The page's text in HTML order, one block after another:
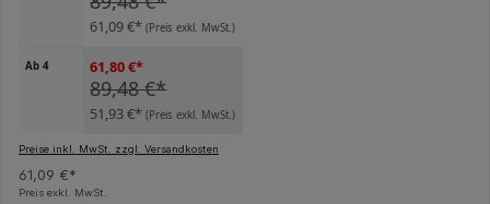
61,09 €*(Preis exkl. MwSt.)
Ab4 61,80 €*
89,48 €*
51,93 €*(Preis exkl. MwSt.)
Preise inkl. MwSt. zzgl. Versandkosten
61,09 €*
Preis exkl. MwSt.